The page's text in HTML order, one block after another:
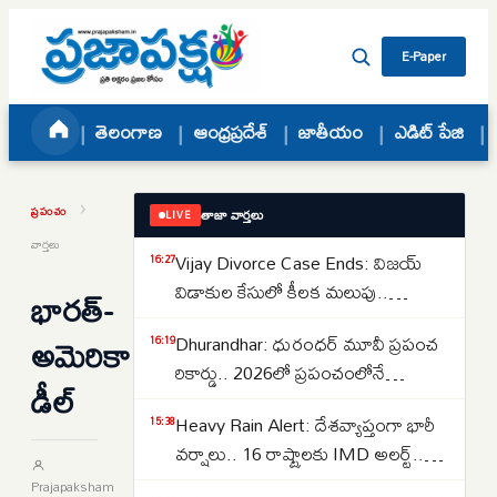
Skip to content
E-Paper
తెలంగాణ ఆంధ్రప్రదేశ్ జాతీయం ఎడిట్ పేజి
ప్రపంచం ›
వార్తలు
భారత్‌-
అమెరికా
డీల్‌
Prajapaksham
LIVE తాజా వార్తలు
16:27Vijay Divorce Case Ends: విజయ్
విడాకుల కేసులో కీలక మలుపు..
సంగీత..కేసును కొట్టివేసిన కోర్టు
16:19Dhurandhar: ధురంధర్ మూవీ ప్రపంచ
రికార్డు.. 2026లో ప్రపంచంలోనే
చిత్రంగా హిస్టరీ క్రియేట్..
15:38Heavy Rain Alert: దేశవ్యాప్తంగా భారీ
వర్షాలు.. 16 రాష్ట్రాలకు IMD అలర్ట్..